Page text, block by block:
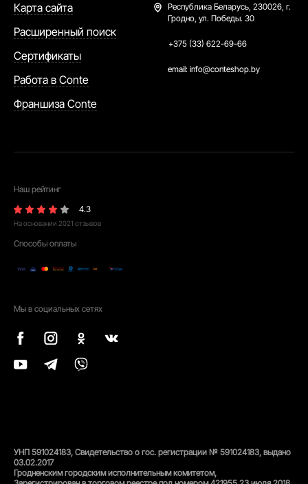
Карта сайта
Расширенный поиск
Сертификаты
Работа в Conte
Франшиза Conte
Республика Беларусь, 230026, г.
Гродно, ул. Победы. 30
+375 (33) 622-69-66
email: info@conteshop.by
Наш рейтинг
4.3
На основании 2021 отзывов
Способы оплаты
Мы в социальных сетях
УНП 591024183, Свидетельство о гос. регистрации № 591024183, выдано
03.02.2017
Гродненским городским исполнительным комитетом,